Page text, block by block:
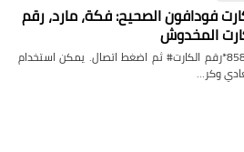
فودافون الصحيح: فكة، مارد، رقم
المخدوش
كود شحن كارت فودافون هو: *858*رقم الكارت# ثم اضغط اتصال. يمكن استخدام
وكر…